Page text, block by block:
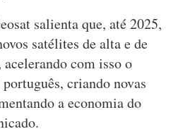
salienta que, até 2025,
satélites de alta e de
com isso o
criando novas
a economia do